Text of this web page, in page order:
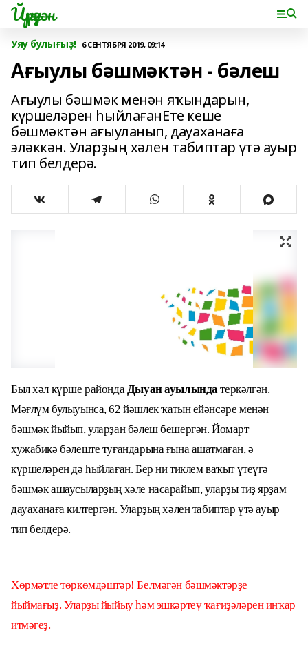
Йүрүҙән
Уяу булығыҙ! 6 СЕНТЯБРЯ 2019, 09:14
Ағыулы бәшмәктән - бәлеш
Ағыулы бәшмәк менән яҡындарын,
күршеләрен һыйлағанЕте кеше
бәшмәктән ағыуланып, дауаханаға
эләккән. Уларҙың хәлен табиптар үтә ауыр
тип белдерә.
Был хәл күрше райондаДыуан ауылындатеркәлгән.
Мәғлүм булыуынса, 62 йәшлек ҡатын ейәнсәре менән
бәшмәк йыйып, уларҙан бәлеш бешергән. Йомарт
хужабикә бәлеште туғандарына ғына ашатмаған, ә
күршеләрен дә һыйлаған. Бер ни тиклем ваҡыт үтеүгә
бәшмәк ашаусыларҙың хәле насарайып, уларҙы тиҙ ярҙам
дауаханаға килтергән. Уларҙың хәлен табиптар үтә ауыр
тип белдерә.
Хөрмәтле төркөмдәштәр! Белмәгән бәшмәктәрҙе
йыймағыҙ. Уларҙы йыйыу һәм эшкәртеү ҡағиҙәләрен инҡар
итмәгеҙ.